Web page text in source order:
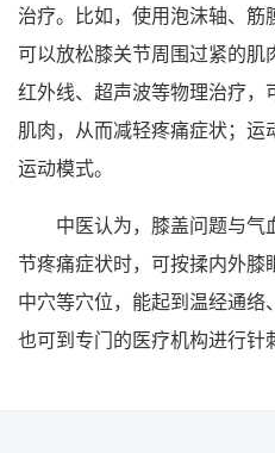
治疗。比如，使用泡沫轴、筋
可以放松膝关节周围过紧的肌
红外线、超声波等物理治疗
肌肉，从而减轻疼痛症状；
运动模式。
中医认为，膝盖问题与气
节疼痛症状时，可按揉内外
中穴等穴位，能起到温经通
也可到专门的医疗机构进行针